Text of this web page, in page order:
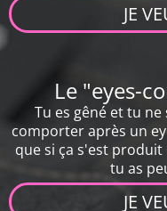
JE
Le "eyes-
Tu es gêné et tu
comporter après un
que si ça s'est
tu as
JE